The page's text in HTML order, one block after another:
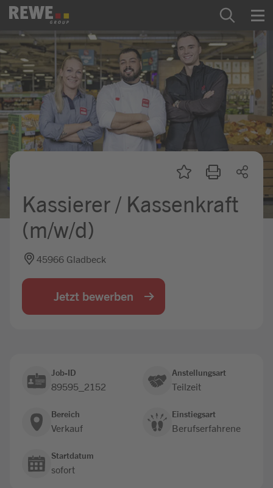
Zum Inhalt springen
Startseite
REWE Group als Arbeitgeber
Ausbildung & Studium
Praktikum & Werkstudium
Mein Kandidat:innenprofil
Kassierer / Kassenkraft
(m/w/d)
45966 Gladbeck
Jetzt bewerben
Job-ID
89595_2152
Anstellungsart
Teilzeit
Bereich
Verkauf
Einstiegsart
Berufserfahrene
Startdatum
sofort